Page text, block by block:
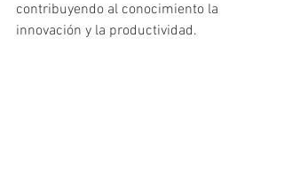
contribuyendo al conocimiento la
innovación y la productividad.